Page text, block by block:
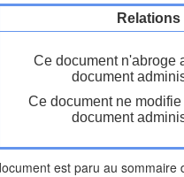
Ce document n'abroge
document
Ce document ne
document
est paru au sommaire